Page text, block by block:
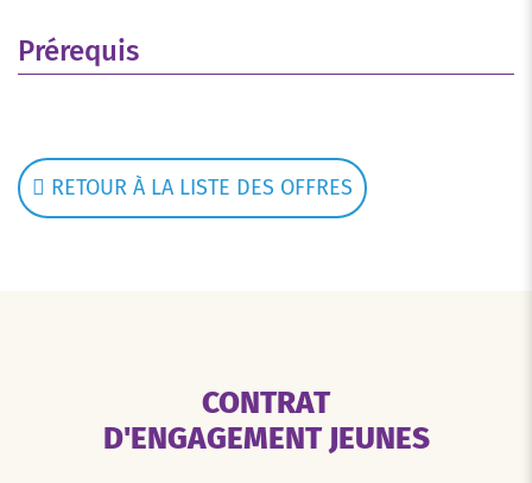
Prérequis
RETOUR À LA LISTE DES OFFRES
CONTRAT
D'ENGAGEMENT JEUNES